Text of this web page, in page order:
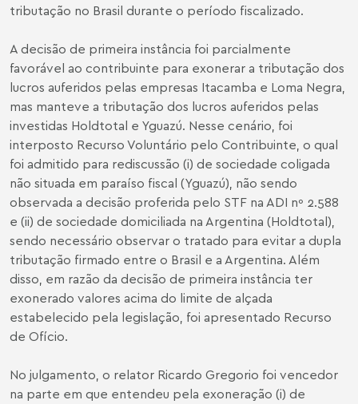
tributação no Brasil durante o período fiscalizado.
A decisão de primeira instância foi parcialmente
favorável ao contribuinte para exonerar a tributação dos
lucros auferidos pelas empresas Itacamba e Loma Negra,
mas manteve a tributação dos lucros auferidos pelas
investidas Holdtotal e Yguazú. Nesse cenário, foi
interposto Recurso Voluntário pelo Contribuinte, o qual
foi admitido para rediscussão (i) de sociedade coligada
não situada em paraíso fiscal (Yguazú), não sendo
observada a decisão proferida pelo STF na ADI nº 2.588
e (ii) de sociedade domiciliada na Argentina (Holdtotal),
sendo necessário observar o tratado para evitar a dupla
tributação firmado entre o Brasil e a Argentina. Além
disso, em razão da decisão de primeira instância ter
exonerado valores acima do limite de alçada
estabelecido pela legislação, foi apresentado Recurso
de Ofício.
No julgamento, o relator Ricardo Gregorio foi vencedor
na parte em que entendeu pela exoneração (i) de